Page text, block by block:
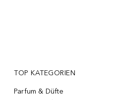
TOP KATEGORIEN
Parfum & Düfte